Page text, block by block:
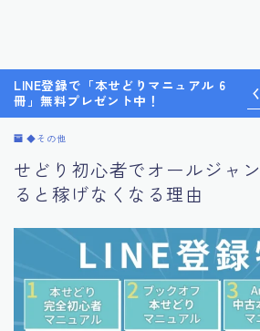
LINE登録で「本せどりマニュアル 6
冊」無料プレゼント中！
◆その他
せどり初心者でオールジャ
ると稼げなくなる理由